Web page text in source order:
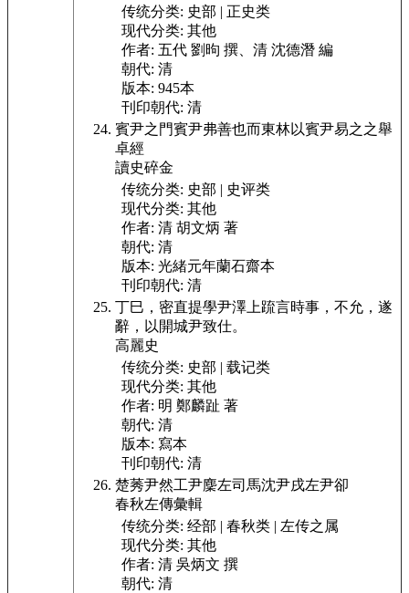
传统分类: 史部 | 正史类
现代分类: 其他
作者: 五代 劉昫 撰、清 沈德潛 編
朝代: 清
版本: 945本
刊印朝代: 清
賓尹之門賓尹弗善也而東林以賓尹易之之舉
卓經
讀史碎金
传统分类: 史部 | 史评类
现代分类: 其他
作者: 清 胡文炳 著
朝代: 清
版本: 光緒元年蘭石齋本
刊印朝代: 清
丁巳，密直提學尹澤上䟽言時事，不允，遂
辭，以開城尹致仕。
高麗史
传统分类: 史部 | 载记类
现代分类: 其他
作者: 明 鄭麟趾 著
朝代: 清
版本: 寫本
刊印朝代: 清
楚莠尹然工尹麇左司馬沈尹戌左尹卻
春秋左傳彙輯
传统分类: 经部 | 春秋类 | 左传之属
现代分类: 其他
作者: 清 吳炳文 撰
朝代: 清